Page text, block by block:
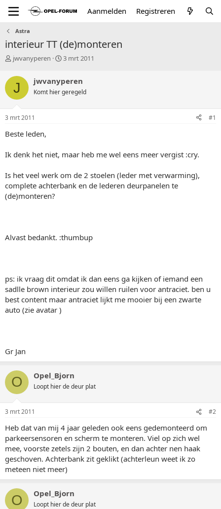
Aanmelden Registreren
Astra
interieur TT (de)monteren
T
p
c
s
a
t
r
jwvanyperen
S
r
t
a
3 mrt 2011
J jwvanyperen
Komt hier geregeld
3 mrt 2011 #1
Beste leden,
Ik denk het niet, maar heb me wel eens meer vergist :cry.
Is het veel werk om de 2 stoelen (leder met verwarming),
complete achterbank en de lederen deurpanelen te
(de)monteren?
Alvast bedankt. :thumbup
ps: ik vraag dit omdat ik dan eens ga kijken of iemand een
sadlle brown interieur zou willen ruilen voor antraciet. ben u
best content maar antraciet lijkt me mooier bij een zwarte
auto (zie avatar )
Gr Jan
O Opel_Bjorn
Loopt hier de deur plat
3 mrt 2011 #2
Heb dat van mij 4 jaar geleden ook eens gedemonteerd om
parkeersensoren en scherm te monteren. Viel op zich wel
mee, voorste zetels zijn 2 bouten, en dan achter nen haak
geschoven. Achterbank zit geklikt (achterleun weet ik zo
meteen niet meer)
O Opel_Bjorn
Loopt hier de deur plat